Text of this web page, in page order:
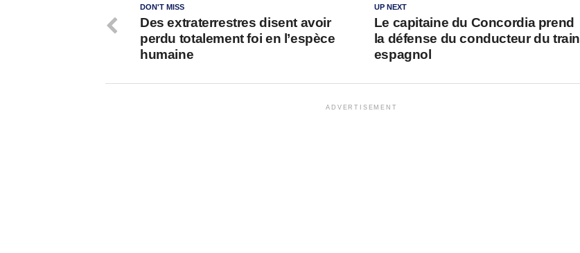
UP NEXT
Le capitaine du Concordia prend
la défense du conducteur du train
espagnol
DON'T MISS
Des extraterrestres disent avoir
perdu totalement foi en l’espèce
humaine
ADVERTISEMENT